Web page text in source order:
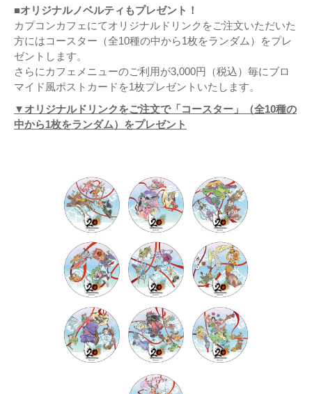
■オリジナルノベルティもプレゼント！
カプコンカフェにてオリジナルドリンクをご注文いただいた
方にはコースター（全10種の中から1枚をランダム）をプレ
ゼントします。
さらにカフェメニューのご利用が3,000円（税込）毎にブロ
マイド風ポストカードを1枚プレゼントいたします。
▼オリジナルドリンクをご注文で「コースター」（全10種の
中から1枚をランダム）をプレゼント